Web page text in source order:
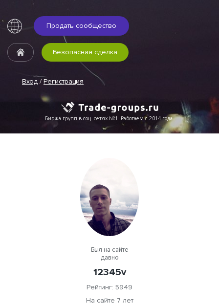
Продать сообщество
Вход / Регистрация
Безопасная сделка
Биржа групп в соц. сетях №1. Работаем с 2014 года.
Был на сайте
давно
12345v
Рейтинг: 5949
На сайте 7 лет